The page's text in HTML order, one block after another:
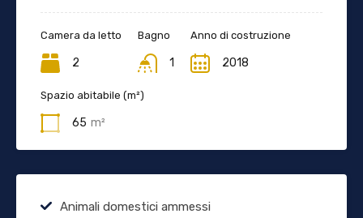
Camera da letto
2
Bagno
1
Anno di costruzione
2018
Spazio abitabile (m²)
65 m²
Animali domestici ammessi